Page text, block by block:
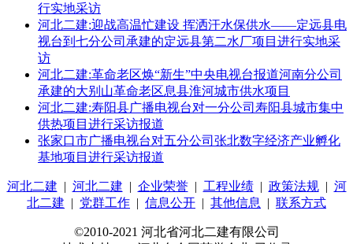
行实地采访
河北二建:迎战高温忙建设 挥洒汗水保供水——定远县电
视台到七分公司承建的定远县第二水厂项目进行实地采
访
河北二建:革命老区焕“新生”中央电视台报道河南分公司
承建的大别山革命老区息县淮河城市供水项目
河北二建:寿阳县广播电视台对一分公司寿阳县城市集中
供热项目进行采访报道
张家口市广播电视台对五分公司张北数字经济产业孵化
基地项目进行采访报道
河北二建 | 河北二建 | 企业荣誉| 工程业绩| 政策法规| 河
北二建 | 党群工作 | 信息公开 | 其他信息 | 联系方式
©2010-2021 河北省河北二建有限公司